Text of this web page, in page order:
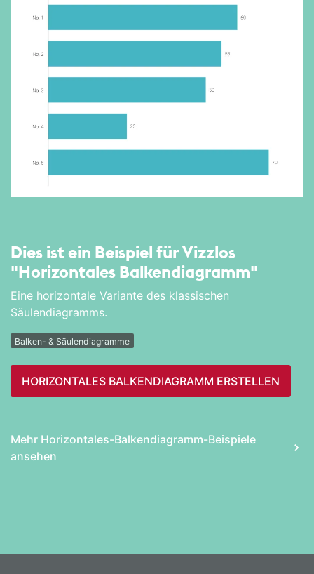
Dies ist ein Beispiel für Vizzlos
"Horizontales Balken­diagramm"
Eine horizontale Variante des klassischen
Säulendiagramms.
Balken- & Säulendiagramme
HORIZONTALES BALKEN­DIAGRAMM ERSTELLEN
Mehr Horizontales-Balken­diagramm-Beispiele
ansehen